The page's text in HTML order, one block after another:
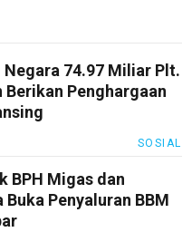
74.97 Miliar Plt.
Penghargaan
SOSIAL
BPH Migas dan
Penyaluran BBM